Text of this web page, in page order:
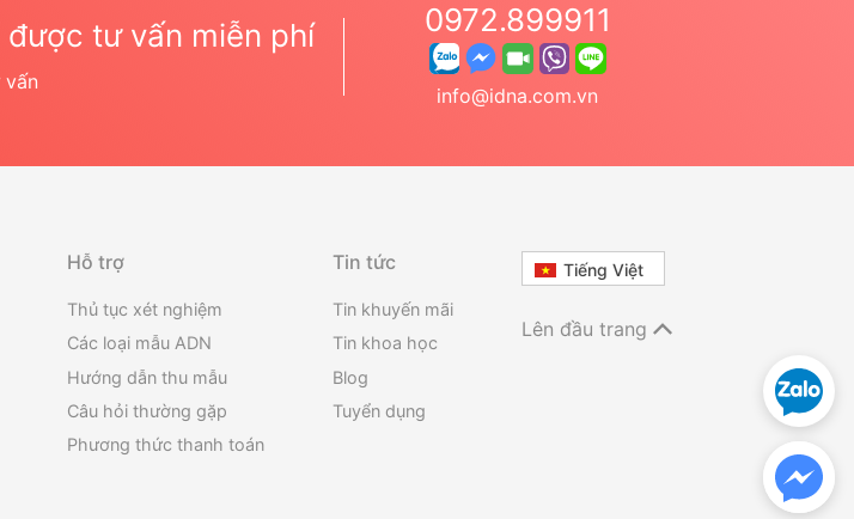
tư vấn miễn phí 0972.899911
info@idna.com.vn
Hỗ trợ
Thủ tục xét nghiệm
Các loại mẫu ADN
Hướng dẫn thu mẫu
Câu hỏi thường gặp
Phương thức thanh toán
Tin tức
Tin khuyến mãi
Tin khoa học
Blog
Tuyển dụng
Tiếng Việt
Lên đầu trang